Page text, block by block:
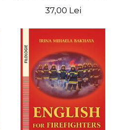
37,00 Lei